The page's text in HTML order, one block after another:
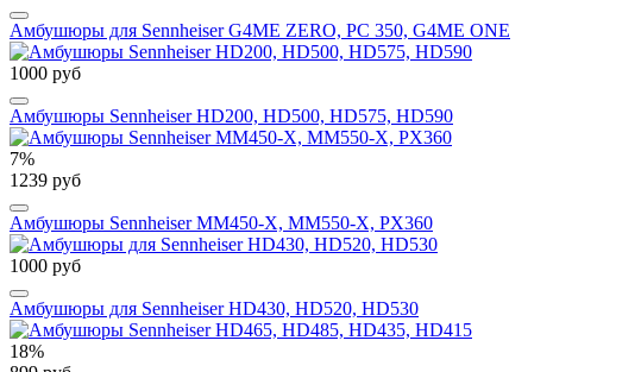
Амбушюры для Sennheiser G4ME ZERO, PC 350, G4ME ONE
1000 руб
Амбушюры Sennheiser HD200, HD500, HD575, HD590
7%
1239 руб
Амбушюры Sennheiser MM450-X, MM550-X, PX360
1000 руб
Амбушюры для Sennheiser HD430, HD520, HD530
18%